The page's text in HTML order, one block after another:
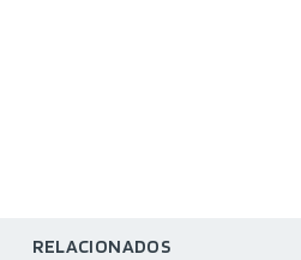
RELACIONADOS